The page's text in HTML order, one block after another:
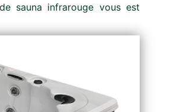
sauna infrarouge vous est